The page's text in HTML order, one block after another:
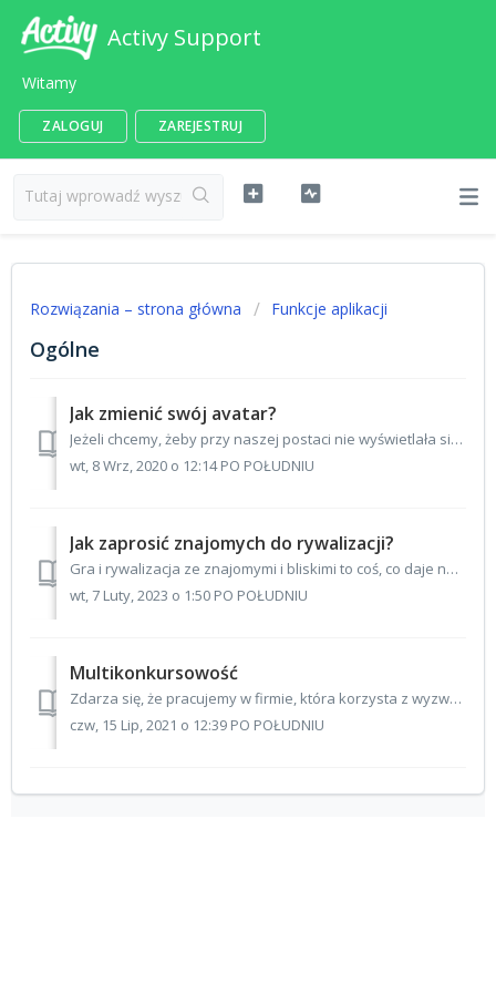
Activy Support
Witamy
ZALOGUJ ZAREJESTRUJ
Rozwiązania – strona główna Funkcje aplikacji
Ogólne
Jak zmienić swój avatar?
Jeżeli chcemy, żeby przy naszej postaci nie wyświetlała się standardowa ikona mężczyzny lub kobiety aplikacja daje możliwość ustawienia własnego avatara. ...
wt, 8 Wrz, 2020 o 12:14 PO POŁUDNIU
Jak zaprosić znajomych do rywalizacji?
Gra i rywalizacja ze znajomymi i bliskimi to coś, co daje nam jeszcze większego kopa do codziennej jazdy. Niestety ciężko czasem przekonać drugą osobę do po...
wt, 7 Luty, 2023 o 1:50 PO POŁUDNIU
Multikonkursowość
Zdarza się, że pracujemy w firmie, która korzysta z wyzwań Activy. W tym samym czasie odbywa się otwarty konkurs Activy, w którym można wygrać nagrody, a do...
czw, 15 Lip, 2021 o 12:39 PO POŁUDNIU